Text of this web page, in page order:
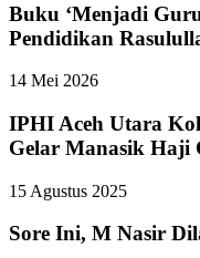
Buku ‘Menjadi
Pendidikan
14 Mei 2026
IPHI Aceh Utara
Gelar Manasik Haji
15 Agustus 2025
Sore Ini, M Nasir